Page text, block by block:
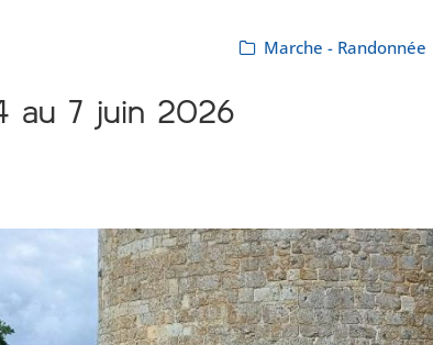
Marche - Randonnée
au 7 juin 2026